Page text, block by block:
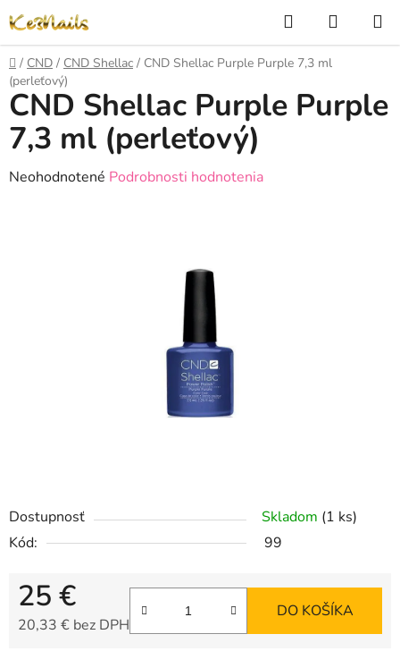
na
obsah
Hľadať
KOŠÍK
Domov
/ CND / CND Shellac / CND Shellac Purple Purple 7,3 ml
(perleťový)
Dostupnosť Skladom (1 ks)
Kód:
99
25 €
20,33 € bez DPH
DO KOŠÍKA
CND Shellac Purple Purple
7,3 ml (perleťový)
Priemerné
Neohodnotené Podrobnosti hodnotenia